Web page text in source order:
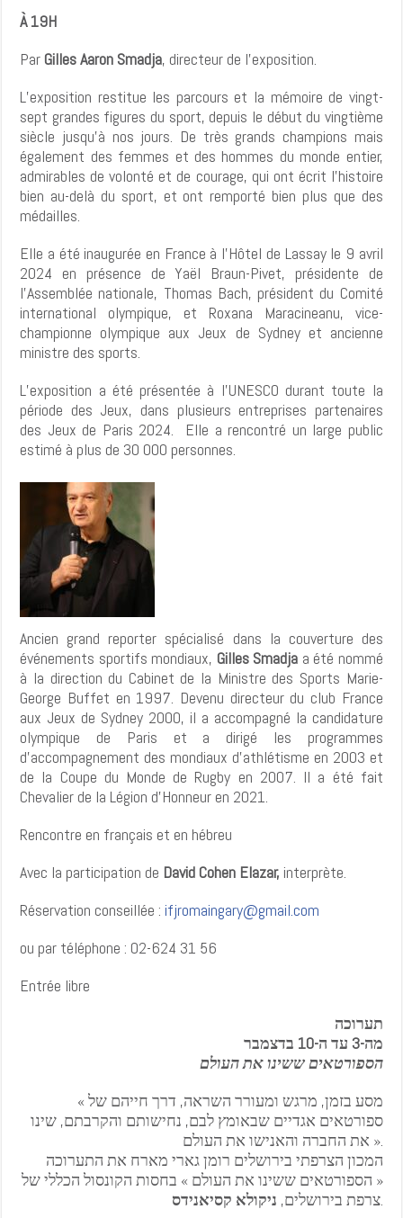
À 19H
Par Gilles Aaron Smadja, directeur de l’exposition.
L’exposition restitue les parcours et la mémoire de vingt-
sept grandes figures du sport, depuis le début du vingtième
siècle jusqu’à nos jours. De très grands champions mais
également des femmes et des hommes du monde entier,
admirables de volonté et de courage, qui ont écrit l’histoire
bien au-delà du sport, et ont remporté bien plus que des
médailles.
Elle a été inaugurée en France à l’Hôtel de Lassay le 9 avril
2024 en présence de Yaël Braun-Pivet, présidente de
l’Assemblée nationale, Thomas Bach, président du Comité
international olympique, et Roxana Maracineanu, vice-
championne olympique aux Jeux de Sydney et ancienne
ministre des sports.
L’exposition a été présentée à l’UNESCO durant toute la
période des Jeux, dans plusieurs entreprises partenaires
des Jeux de Paris 2024. Elle a rencontré un large public
estimé à plus de 30 000 personnes.
Ancien grand reporter spécialisé dans la couverture des
événements sportifs mondiaux, Gilles Smadja a été nommé
à la direction du Cabinet de la Ministre des Sports Marie-
George Buffet en 1997. Devenu directeur du club France
aux Jeux de Sydney 2000, il a accompagné la candidature
olympique de Paris et a dirigé les programmes
d’accompagnement des mondiaux d’athlétisme en 2003 et
de la Coupe du Monde de Rugby en 2007. Il a été fait
Chevalier de la Légion d’Honneur en 2021.
Rencontre en français et en hébreu
Avec la participation de David Cohen Elazar, interprète.
Réservation conseillée :ifjromaingary@gmail.com
ou par téléphone : 02-624 31 56
Entrée libre
תערוכה
מה-3 עד ה-10 בדצמבר
הספורטאים ששינו את העולם
« מסע בזמן, מרגש ומעורר השראה, דרך חייהם של
ספורטאים אגדיים שבאומץ לבם, נחישותם והקרבתם, שינו
את החברה והאנישו את העולם ».
המכון הצרפתי בירושלים רומן גארי מארח את התערוכה
« הספורטאים ששינו את העולם » בחסות הקונסול הכללי של
צרפת בירושלים, ניקולא קסיאנידס .